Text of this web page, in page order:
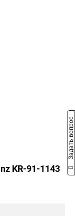
KR-91-1143
Задать вопрос